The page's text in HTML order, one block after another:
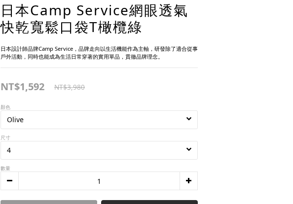
日本Camp Service網眼透氣
快乾寬鬆口袋T橄欖綠
日本設計師品牌Camp Service，品牌走向以生活機能作為主軸，研發除了適合從事
戶外活動，同時也能成為生活日常穿著的實用單品，貫徹品牌理念。
NT$1,592 NT$3,980
顏色
尺寸
數量